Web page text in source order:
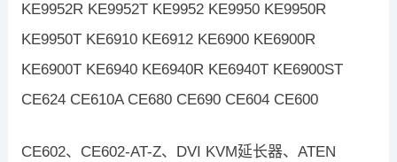
KE9952R KE9952T KE9952 KE9950 KE9950R
KE9950T KE6910 KE6912 KE6900 KE6900R
KE6900T KE6940 KE6940R KE6940T KE6900ST
CE624 CE610A CE680 CE690 CE604 CE600
CE602、CE602-AT-Z、DVI KVM延长器、ATEN